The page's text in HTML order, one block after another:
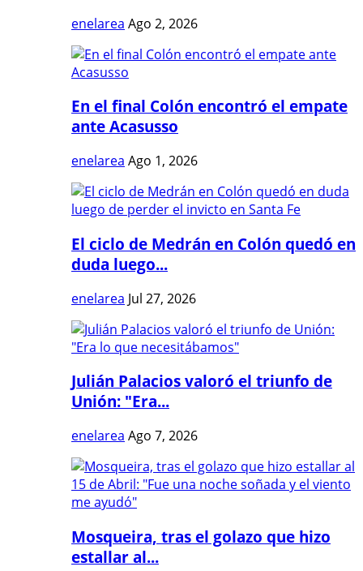
enelarea Ago 2, 2026
En el final Colón encontró el empate
ante Acasusso
enelarea Ago 1, 2026
El ciclo de Medrán en Colón quedó en
duda luego...
enelarea Jul 27, 2026
Julián Palacios valoró el triunfo de
Unión: "Era...
enelarea Ago 7, 2026
Mosqueira, tras el golazo que hizo
estallar al...